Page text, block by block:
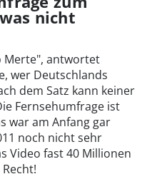
nicht
Merte", antwortet
wer Deutschlands
dem Satz kann keiner
Fernsehumfrage ist
war am Anfang gar
noch nicht sehr
Video fast 40 Millionen